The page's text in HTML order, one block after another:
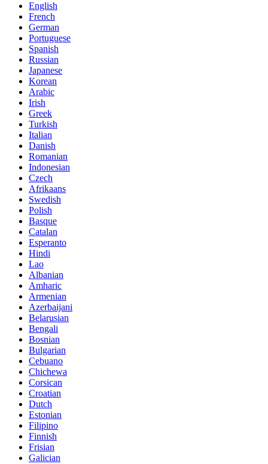
English
French
German
Portuguese
Spanish
Russian
Japanese
Korean
Arabic
Irish
Greek
Turkish
Italian
Danish
Romanian
Indonesian
Czech
Afrikaans
Swedish
Polish
Basque
Catalan
Esperanto
Hindi
Lao
Albanian
Amharic
Armenian
Azerbaijani
Belarusian
Bengali
Bosnian
Bulgarian
Cebuano
Chichewa
Corsican
Croatian
Dutch
Estonian
Filipino
Finnish
Frisian
Galician